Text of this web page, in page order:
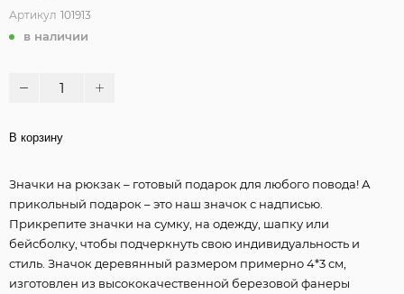
Артикул 101913
в наличии
В корзину
Значки на рюкзак – готовый подарок для любого повода! А
прикольный подарок – это наш значок с надписью.
Прикрепите значки на сумку, на одежду, шапку или
бейсболку, чтобы подчеркнуть свою индивидуальность и
стиль. Значок деревянный размером примерно 4*3 см,
изготовлен из высококачественной березовой фанеры